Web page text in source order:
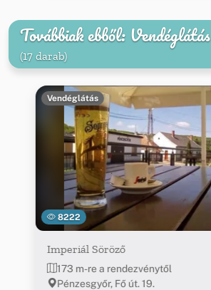
Továbbiak ebből: Vendéglátás
(17 darab)
8222
Vendéglátás
Imperiál Söröző
173 m-re a rendezvénytől
Pénzesgyőr, Fő út. 19.